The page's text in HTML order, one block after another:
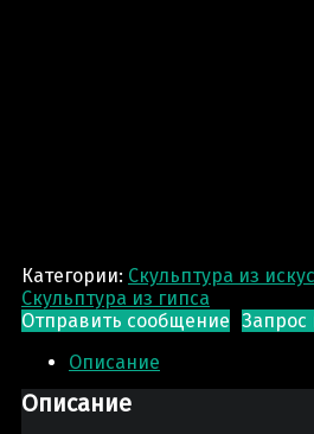
Категории: Скульптура из
Скульптура из гипса
Отправить сообщение Запрос
Описание
Описание